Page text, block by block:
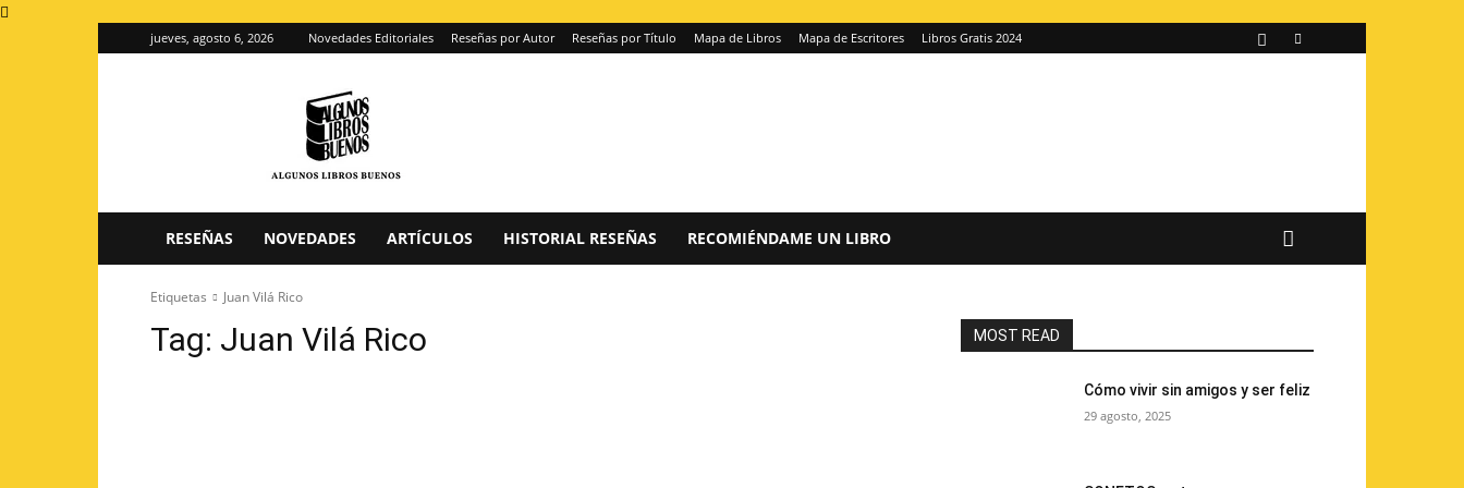
jueves, agosto 6, 2026 Novedades Editoriales Reseñas por Autor Reseñas por Título Mapa de Libros Mapa de Escritores Libros Gratis 2024
de
reseñas
RESEÑAS NOVEDADES ARTÍCULOS HISTORIAL RESEÑAS RECOMIÉNDAME UN LIBRO
Etiquetas Juan Vilá Rico
Tag: Juan Vilá Rico MOST READ
Cómo vivir sin amigos y ser feliz
29 agosto, 2025